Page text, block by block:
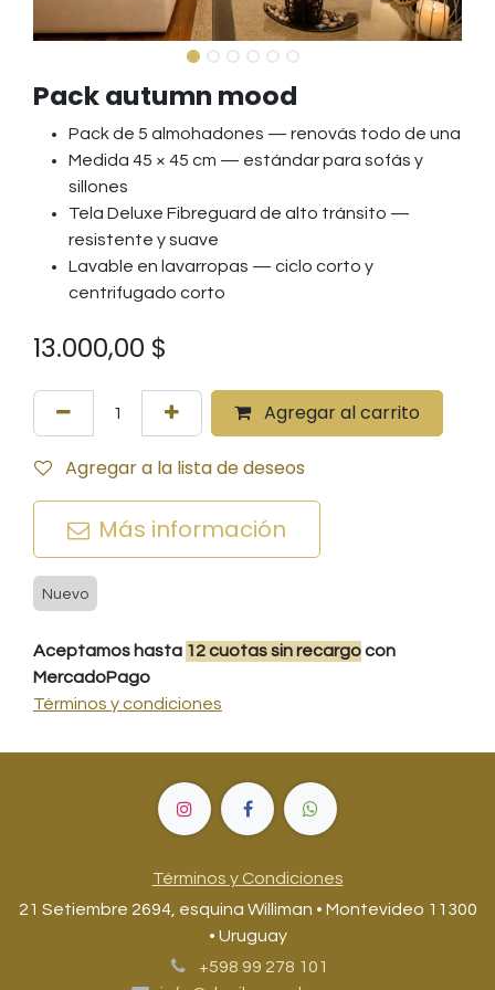
Pack autumn mood
Pack de 5 almohadones — renovás todo de una
Medida 45 × 45 cm — estándar para sofás y
sillones
Tela Deluxe Fibreguard de alto tránsito —
resistente y suave
Lavable en lavarropas — ciclo corto y
centrifugado corto
13.000,00 $
Agregar al carrito
Agregar a la lista de deseos
Más información
Nuevo
Aceptamos hasta 12cuotassin recargocon
MercadoPago
Términos y condiciones
Términos y Condiciones
21 Setiembre 2694, esquina Williman • Montevideo 11300
• Uruguay
+598 99 278 101